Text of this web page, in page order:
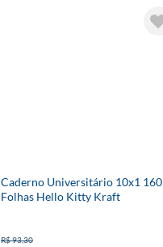
Caderno Universitário 10x1 160
Folhas Hello Kitty Kraft
R$ 93,30